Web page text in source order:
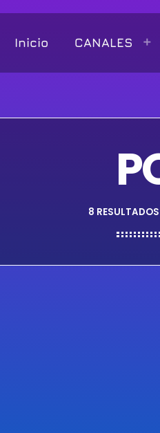
Inicio CANALES
8